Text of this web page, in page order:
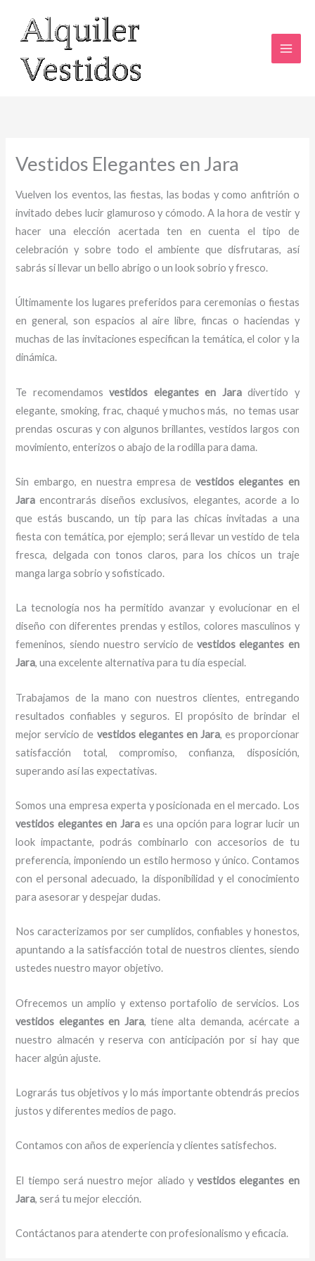
contenido
Vestidos Elegantes en Jara
Vuelven los eventos, las fiestas, las bodas y como anfitrión o
invitado debes lucir glamuroso y cómodo. A la hora de vestir y
hacer una elección acertada ten en cuenta el tipo de
celebración y sobre todo el ambiente que disfrutaras, así
sabrás si llevar un bello abrigo o un look sobrio y fresco.
Últimamente los lugares preferidos para ceremonias o fiestas
en general, son espacios al aire libre, fincas o haciendas y
muchas de las invitaciones especifican la temática, el color y la
dinámica.
Te recomendamosvestidos elegantesen Jaradivertido y
elegante, smoking, frac, chaqué y muchos más, no temas usar
prendas oscuras y con algunos brillantes, vestidos largos con
movimiento, enterizos o abajo de la rodilla para dama.
Sin embargo, en nuestra empresa devestidos elegantes en
Jaraencontrarás diseños exclusivos, elegantes, acorde a lo
que estás buscando, un tip para las chicas invitadas a una
fiesta con temática, por ejemplo; será llevar un vestido de tela
fresca, delgada con tonos claros, para los chicos un traje
manga larga sobrio y sofisticado.
La tecnología nos ha permitido avanzar y evolucionar en el
diseño con diferentes prendas y estilos, colores masculinos y
femeninos, siendo nuestro servicio devestidos elegantes en
Jara, una excelente alternativa para tu día especial.
Trabajamos de la mano con nuestros clientes, entregando
resultados confiables y seguros. El propósito de brindar el
mejor servicio de vestidos elegantesen Jara, es proporcionar
satisfacción total, compromiso, confianza, disposición,
superando así las expectativas.
Somos una empresa experta y posicionada en el mercado. Los
vestidos elegantesen Jaraes una opción para lograr lucir un
look impactante, podrás combinarlo con accesorios de tu
preferencia, imponiendo un estilo hermoso y único. Contamos
con el personal adecuado, la disponibilidad y el conocimiento
para asesorar y despejar dudas.
Nos caracterizamos por ser cumplidos, confiables y honestos,
apuntando a la satisfacción total de nuestros clientes, siendo
ustedes nuestro mayor objetivo.
Ofrecemos un amplio y extenso portafolio de servicios. Los
vestidos elegantes en Jara, tiene alta demanda, acércate a
nuestro almacén y reserva con anticipación por si hay que
hacer algún ajuste.
Lograrás tus objetivos y lo más importante obtendrás precios
justos y diferentes medios de pago.
Contamos con años de experiencia y clientes satisfechos.
El tiempo será nuestro mejor aliado yvestidos elegantes en
Jara, será tu mejor elección.
Contáctanos para atenderte con profesionalismo y eficacia.